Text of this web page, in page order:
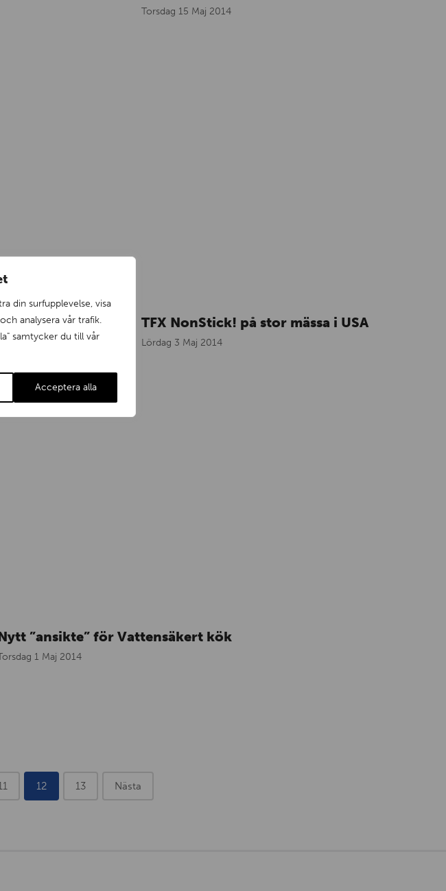
din surfupplevelse, visa
analysera vår trafik.
samtycker du till vår
Acceptera alla
Torsdag 15 Maj 2014
avklarad! TFX NonStick! på stor mässa i USA
Lördag 3 Maj 2014
”ansikte” för Vattensäkert kök
1 Maj 2014
12 13 Nästa